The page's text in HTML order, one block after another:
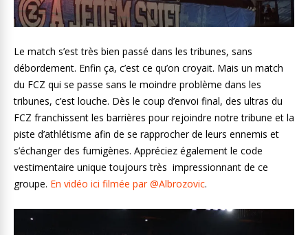
Le match s’est très bien passé dans les tribunes, sans
débordement. Enfin ça, c’est ce qu’on croyait. Mais un match
du FCZ qui se passe sans le moindre problème dans les
tribunes, c’est louche. Dès le coup d’envoi final, des ultras du
FCZ franchissent les barrières pour rejoindre notre tribune et la
piste d’athlétisme afin de se rapprocher de leurs ennemis et
s’échanger des fumigènes. Appréciez également le code
vestimentaire unique toujours très impressionnant de ce
groupe. En vidéo ici filmée par @Albrozovic.